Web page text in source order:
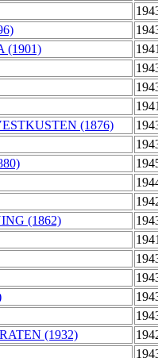
(1901)
(1876)
(1862)
(1932)